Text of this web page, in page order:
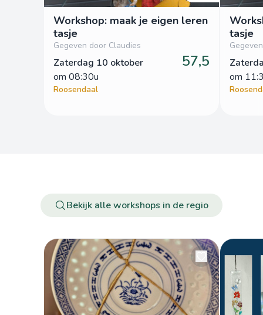
Workshop: maak je eigen leren
tasje
Gegeven door Claudies
Zaterdag 10 oktober
om 08:30u
57,5
Roosendaal
tasje
om
Bekijk alle workshops in de regio